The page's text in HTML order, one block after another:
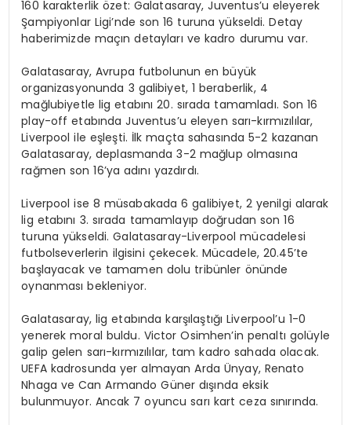
160 karakterlik özet: Galatasaray, Juventus’u eleyerek
Şampiyonlar Ligi’nde son 16 turuna yükseldi. Detay
haberimizde maçın detayları ve kadro durumu var.
Galatasaray, Avrupa futbolunun en büyük
organizasyonunda 3 galibiyet, 1 beraberlik, 4
mağlubiyetle lig etabını 20. sırada tamamladı. Son 16
play-off etabında Juventus’u eleyen sarı-kırmızılılar,
Liverpool ile eşleşti. İlk maçta sahasında 5-2 kazanan
Galatasaray, deplasmanda 3-2 mağlup olmasına
rağmen son 16’ya adını yazdırdı.
Liverpool ise 8 müsabakada 6 galibiyet, 2 yenilgi alarak
lig etabını 3. sırada tamamlayıp doğrudan son 16
turuna yükseldi. Galatasaray-Liverpool mücadelesi
futbolseverlerin ilgisini çekecek. Mücadele, 20.45’te
başlayacak ve tamamen dolu tribünler önünde
oynanması bekleniyor.
Galatasaray, lig etabında karşılaştığı Liverpool’u 1-0
yenerek moral buldu. Victor Osimhen’in penaltı golüyle
galip gelen sarı-kırmızılılar, tam kadro sahada olacak.
UEFA kadrosunda yer almayan Arda Ünyay, Renato
Nhaga ve Can Armando Güner dışında eksik
bulunmuyor. Ancak 7 oyuncu sarı kart ceza sınırında.